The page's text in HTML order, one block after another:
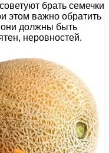
брать семечки
этом важно обратить
должны быть
неровностей.